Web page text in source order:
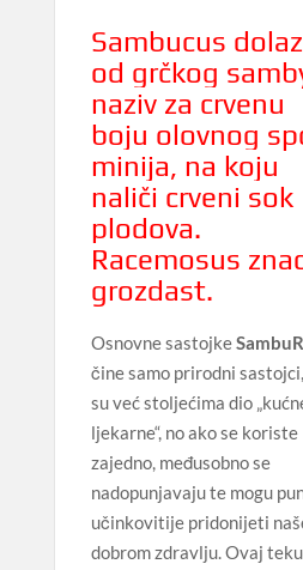
Sambucus
od grčkog
naziv za crvenu
boju olovnog
minija, na koju
naliči crveni sok
plodova.
Racemosus
grozdast.
Osnovne sastojke
čine samo prirodni
su već stoljećima dio
ljekarne“, no ako se koriste
zajedno, međusobno se
nadopunjavaju te mogu
učinkovitije pridonijeti
dobrom zdravlju. Ovaj